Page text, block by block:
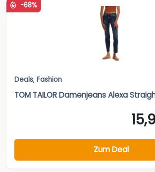
-68%
Deals, Fashion
TOM TAILOR Damenjeans Alexa
Zum Deal